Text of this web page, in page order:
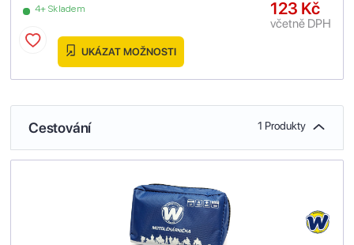
4+ Skladem 123 Kč
včetně DPH
UKÁZAT MOŽNOSTI
Cestování 1 Produkty